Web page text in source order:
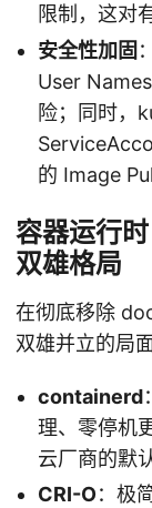
限制，这对
安全性加固
User
险；同时，
的 Image
容器运行
双雄格局
在彻底移除
双雄并立的局
containerd
理、零停机
云厂商的默
CRI-O：极